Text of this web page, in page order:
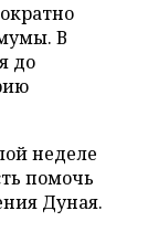
В
до
неделе
помочь
Дуная.